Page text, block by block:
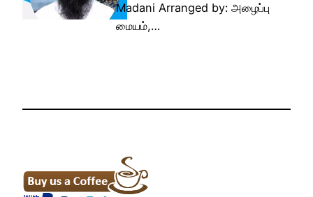
Madani Arranged by: அழைப்பு
மையம்,…